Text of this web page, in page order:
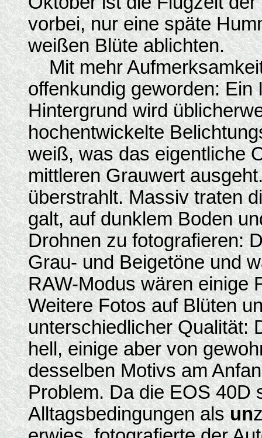
vorbei, nur eine späte
weißen Blüte ablichten.
Mit mehr
offenkundig geworden:
Hintergrund wird
hochentwickelte
weiß, was das eigentliche
mittleren Grauwert
überstrahlt. Massiv traten
galt, auf dunklem Boden
Drohnen zu fotografieren:
Grau- und Beigetöne und
RAW-Modus wären einige
Weitere Fotos auf Blüten
unterschiedlicher Qualität:
hell, einige aber von
desselben Motivs am
Problem. Da die EOS 40D
Alltagsbedingungen alsun